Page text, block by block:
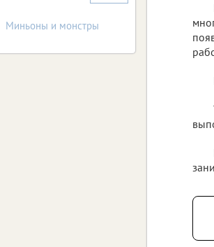
Миньоны и монстры